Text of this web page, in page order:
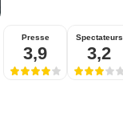
Presse
3,9
Spectateurs
3,2